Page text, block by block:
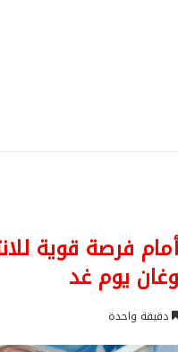
أمام فرصة قوية
يوم غد
دقيقة واحدة